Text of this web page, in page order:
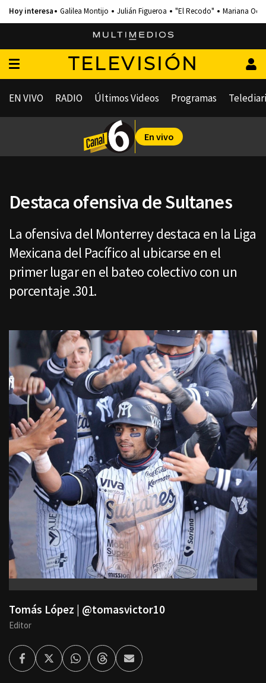
Galilea Montijo Julián Figueroa "El Recodo" Mariana
TELEVISIÓN
EN VIVO RADIO Últimos Videos Programas
En vivo
Destaca ofensiva de Sultanes
La ofensiva del Monterrey destaca en la Liga
Mexicana del Pacífico al ubicarse en el
primer lugar en el bateo colectivo con un
porcentaje .301.
Tomás López | @tomasvictor10
Editor
FacebookTwitterWhatsappThreadsEnviar
por